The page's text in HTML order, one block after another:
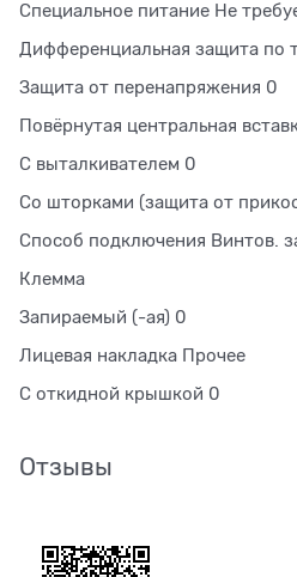
Специальное питание Не
Дифференциальная защита по
Защита от перенапряжения 0
Повёрнутая центральная
С выталкивателем 0
Со шторками (защита от
Способ подключения Винтов.
Клемма
Запираемый (-ая) 0
Лицевая накладка Прочее
С откидной крышкой 0
Отзывы